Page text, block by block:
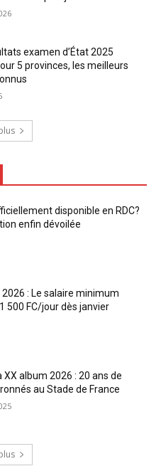
examen d’État 2025
5 provinces, les meilleurs
disponible en RDC?
enfin dévoilée
2026 : Le salaire minimum
500 FC/jour dès janvier
XX album 2026 : 20 ans de
au Stade de France